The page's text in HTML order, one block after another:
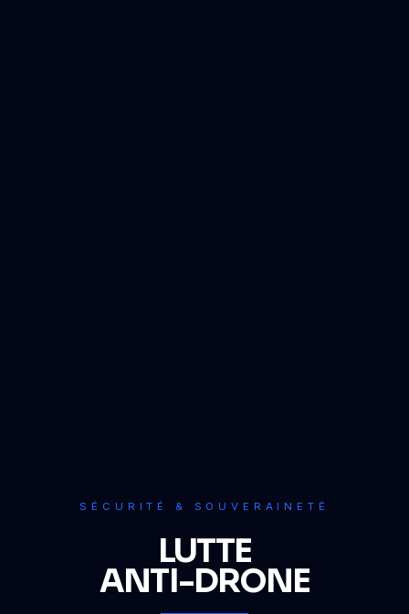
SÉCURITÉ & SOUVERAINETÉ
LUTTE
ANTI-DRONE